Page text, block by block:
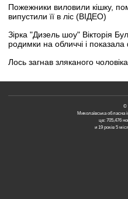
Пожежники виловили кішку,
випустили її в ліс (ВІДЕО)
Зірка "Дизель шоу" Вікторія
родимки на обличчі і показала
Лось загнав зляканого
©
Миколаївська обласна
це: 705,476
и 19 років 5